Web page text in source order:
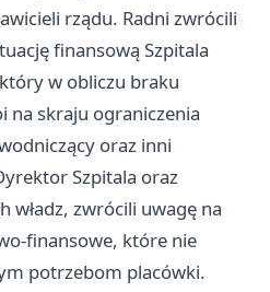
rządu. Radni zwrócili
finansową Szpitala
w obliczu braku
na skraju ograniczenia
oraz inni
Szpitala oraz
władz, zwrócili uwagę na
finansowe, które nie
potrzebom placówki.